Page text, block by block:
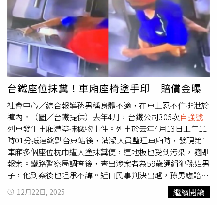
認安全無虞後，由列車長與站務人員引導，安排旅客沿著鐵
軌步行疏散至彰化站月台安置，受困時間近2小時。為協助
旅客繼續行程，台鐵除啟動彰化至新烏日、台中間的公路接
駁措施外，並自彰化站加開一班自強號專列，載送原177次
列車旅客繼續南下前往斗南。另有145次列車同樣受到影
響，暫時退行至追分站待命，待路線搶通後再恢復行駛。經
工程人員全力搶修，斷落的電車線已於晚間11點14分完成
修復，西正線恢復單線雙向通車，列車班次逐步紓解；東正
線則仍持續進行搶修作業。
台鐵座位抹糞！車廂座椅塗手印 賠償金曝
社會中心／綜合報導孫男稱身體不適，在車上忍不住排泄於
褲內。（圖／台鐵提供）去年4月，台鐵公司305次自強號
列車發生車廂遭塗抹穢物事件。列車於去年4月13日上午11
時01分抵達終點台東站後，清潔人員整理車廂時，發現第1
車廂多個座位枕巾遭人塗抹糞便，連地板也受到污染，隨即
報案。鐵路警察局調查後，查出涉案者為59歲通緝犯孫姓男
子，他到案後也坦承不諱。近日民事判決出爐，孫男應賠償
台鐵新台幣18萬4115元。回顧整起事件，305次自強號列車
去年4月13日抵達台東站後，清潔人員發現第1車廂的1、
12月22日, 2025 繼續閱讀